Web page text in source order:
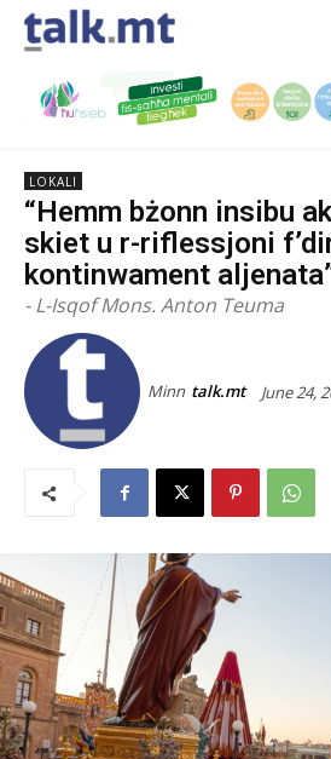
LOKALI
“Hemm bżonn insibu
skiet u r-riflessjoni
kontinwament
- L-Isqof Mons. Anton Teuma
Minn talk.mt June 24,